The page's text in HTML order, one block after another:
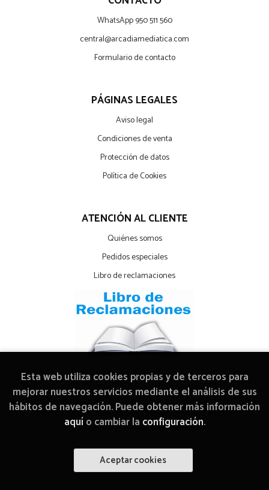
WhatsApp 950 511 560
central@arcadiamediatica.com
Formulario de contacto
PÁGINAS LEGALES
Aviso legal
Condiciones de venta
Protección de datos
Política de Cookies
ATENCIÓN AL CLIENTE
Quiénes somos
Pedidos especiales
Libro de reclamaciones
2026 ©Librería Arcadia Mediática. Todos los Derechos
Reservados |Grupo Trevenque
Esta web utiliza cookies propias y de terceros para
mejorar nuestros servicios mediante el análisis de sus
hábitos de navegación. Puede obtener más información
aquío cambiar la configuración.
Aceptar cookies